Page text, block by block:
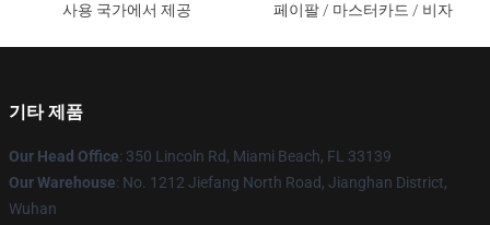
사용 국가에서 제공
페이팔 / 마스터카드 / 비자
기타 제품
Our Head Office: 350 Lincoln Rd, Miami Beach, FL 33139
Our Warehouse: No. 1212 Jiefang North Road, Jianghan District,
Wuhan